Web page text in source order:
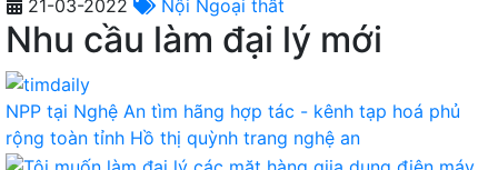
21-03-2022
Nội Ngoại thất
Nhu cầu làm đại lý mới
NPP tại Nghệ An tìm hãng hợp tác - kênh tạp hoá phủ
rộng toàn tỉnh Hồ thị quỳnh trang nghệ an